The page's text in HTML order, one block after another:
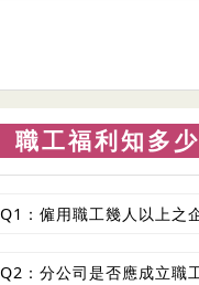
職工福利知多少
Q1：僱用職工幾人以上之
Q2：分公司是否應成立職